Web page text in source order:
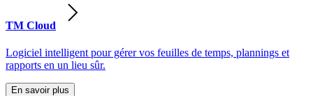
TM Cloud
Logiciel intelligent pour gérer vos feuilles de temps, plannings et
rapports en un lieu sûr.
En savoir plus